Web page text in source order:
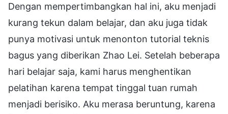
Dengan mempertimbangkan hal ini, aku menjadi
kurang tekun dalam belajar, dan aku juga tidak
punya motivasi untuk menonton tutorial teknis
bagus yang diberikan Zhao Lei. Setelah beberapa
hari belajar saja, kami harus menghentikan
pelatihan karena tempat tinggal tuan rumah
menjadi berisiko. Aku merasa beruntung, karena